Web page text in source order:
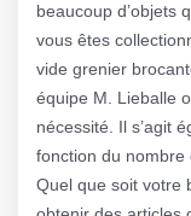
beaucoup d’objets
vous êtes
vide grenier
équipe M. Lieballe
nécessité. Il s’agit
fonction du nombre
Quel que soit votre